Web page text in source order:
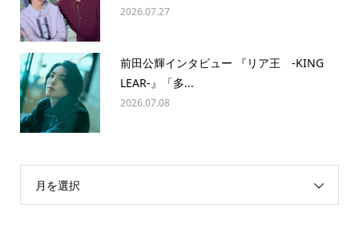
2026.07.27
前田公輝インタビュー 『リア王 -KING
LEAR-』「多...
2026.07.08
月を選択